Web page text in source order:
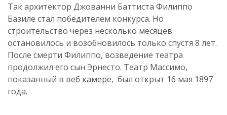
Так архитектор Джованни Баттиста Филиппо
Базиле стал победителем конкурса. Но
строительство через несколько месяцев
остановилось и возобновилось только спустя 8 лет.
После смерти Филиппо, возведение театра
продолжил его сын Эрнесто. Театр Массимо,
показанный в веб камере, был открыт 16 мая 1897
года.